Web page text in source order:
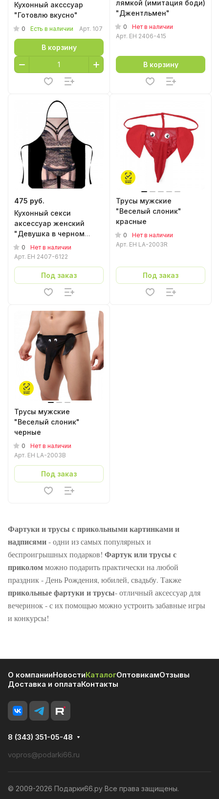
Кухонный аксссуар
"Готовлю вкусно"
0 Есть в наличии Арт. 107
В корзину
лямкой (имитация боди)
"Джентльмен"
0
Нет в наличии
Арт. EH 2406-415
В корзину
475 руб.
Кухонный секси
аксессуар женский
"Девушка в черном
кружевном белье"
0
Нет в наличии
Арт. EH 2407-6122
Под заказ
Трусы мужские
"Веселый слоник"
красные
0
Нет в наличии
Арт. EH LA-2003R
Под заказ
Трусы мужские
"Веселый слоник"
черные
0
Нет в наличии
Арт. EH LA-2003B
Под заказ
Фартуки и трусы с прикольными картинками и
надписями- одни из самых популярных и
беспроигрышных подарков! Фартук или трусы с
приколомможно подарить практически на любой
праздник - День Рождения, юбилей, свадьбу. Также
прикольные фартуки и трусы- отличный аксессуар для
вечеринок - с их помощью можно устроить забавные игры
и конкурсы!
О компанииНовостиКаталогОптовикамОтзывы
Доставка и оплатаКонтакты
8 (343) 351-05-48
vopros@podarki66.ru
© 2009-2026 Подарки66.ру Все права защищены.